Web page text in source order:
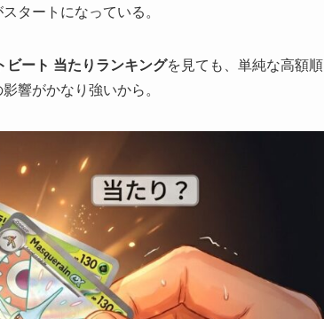
タートになっている。
ビート 当たりランキングを見ても、単純な高額順
響がかなり強いから。